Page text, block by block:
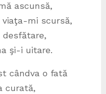
ascunsă,
mi scursă,
şi-i uitare.
cândva o fată
curată,